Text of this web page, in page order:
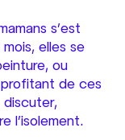
s’est
elles se
ou
de ces
l’isolement.